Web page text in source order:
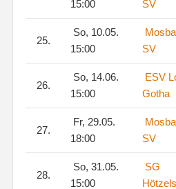
15:00
SV
25.
So, 10.05.
15:00
SV
26.
So, 14.06.
15:00
ESV
Gotha
27.
Fr, 29.05.
18:00
SV
28.
So, 31.05.
15:00
SG